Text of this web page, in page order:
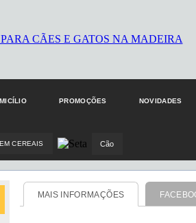
PROMOÇÕES NOVIDADES
CEREAIS Cão
MAIS INFORMAÇÕES